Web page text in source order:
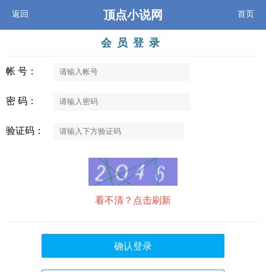
返回 顶点小说网 首页
会员登录
帐 号：
密 码：
验证码：
看不清？点击刷新
确认登录